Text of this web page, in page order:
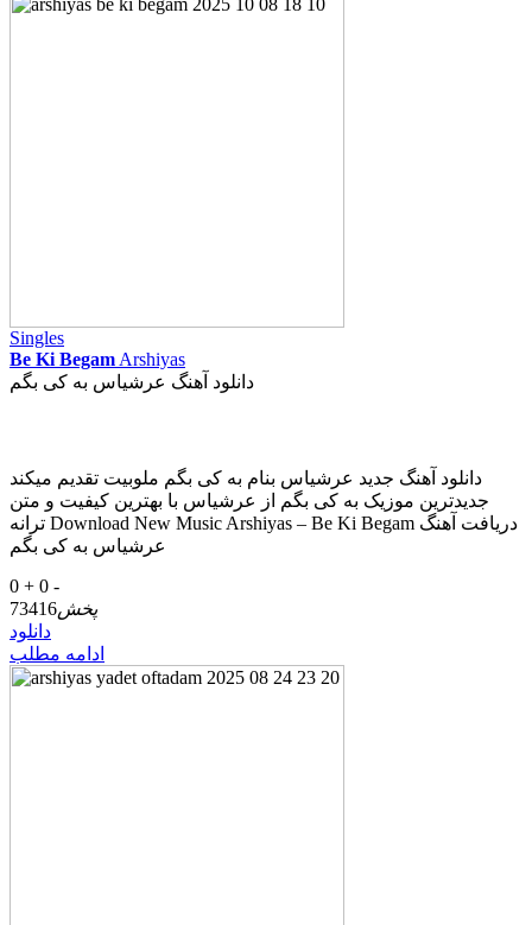
Singles
Be Ki Begam Arshiyas
دانلود آهنگ عرشیاس به کی بگم
دانلود آهنگ جدید عرشیاس بنام به کی بگم ملوبیت تقدیم میکند
جدیدترین موزیک به کی بگم از عرشیاس با بهترین کیفیت و متن
ترانه Download New Music Arshiyas – Be Ki Begam دریافت آهنگ
عرشیاس به کی بگم
0 + 0 -
پخش73416
دانلود
ادامه مطلب